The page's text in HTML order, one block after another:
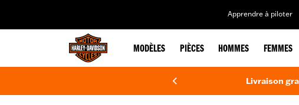
Apprendre à piloter
MODÈLES PIÈCES HOMMES FEMMES
Livraison